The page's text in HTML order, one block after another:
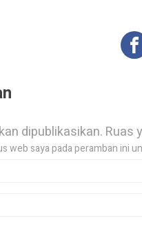
dipublikasikan. Ruas
web saya pada peramban ini